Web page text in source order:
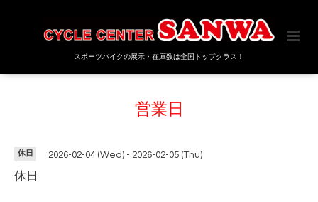
スポーツバイクの展示・在庫数は全国トップクラス！
営業日
休日 2026-02-04 (Wed) - 2026-02-05 (Thu)
休日